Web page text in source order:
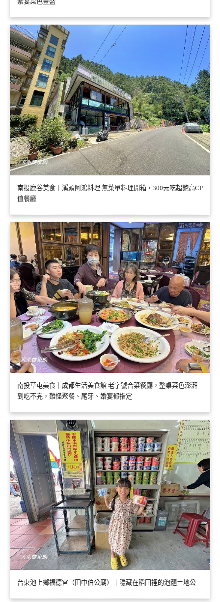
南投鹿谷美食｜溪頭阿鴻料理 無菜單料理開箱，300元吃超飽高CP
值餐廳
南投草屯美食｜成都生活美食館 老字號合菜餐廳，整桌菜色澎湃
到吃不完，難怪聚餐、尾牙、婚宴都指定
台東池上鄉福德宮（田中伯公廟）｜隱藏在稻田裡的泡麵土地公